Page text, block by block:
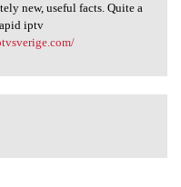
new, useful facts. Quite a
iptv